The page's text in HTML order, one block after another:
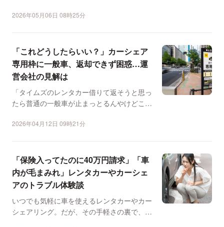
2026年05月06日 08時25分
「これどうしたらいい？」カーシェア
専用枠に一般車、返却できず困惑…運
営会社の見解は
「タイムズのレンタカー借りて返そうと思っ
たら普通の一般車が止まっとるんやけどこれ
2026年04月12日 09時21分
「保険入ってたのに40万円請求」「車
内が毛まみれ」レンタカーやカーシェ
アのトラブル体験談
いつでも気軽に車を使えるレンタカーやカー
シェアリング。だが、その手軽さの裏で、思